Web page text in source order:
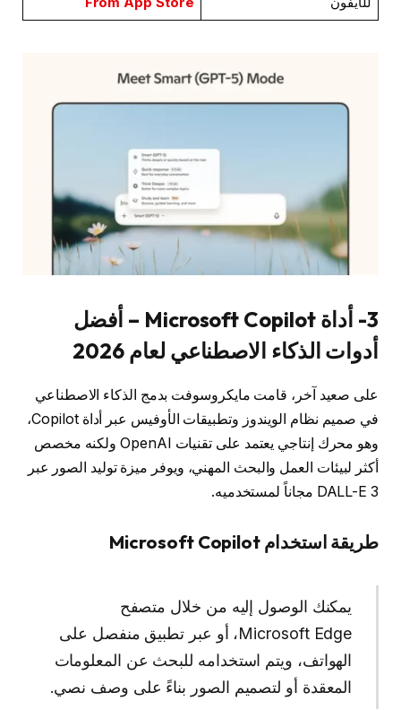
3- أداة Microsoft Copilot – أفضل
أدوات الذكاء الاصطناعي لعام 2026
على صعيد آخر، قامت مايكروسوفت بدمج الذكاء الاصطناعي
في صميم نظام الويندوز وتطبيقات الأوفيس عبر أداة Copilot،
وهو محرك إنتاجي يعتمد على تقنيات OpenAI ولكنه مخصص
أكثر لبيئات العمل والبحث المهني، ويوفر ميزة توليد الصور عبر
DALL-E 3 مجاناً لمستخدميه.
طريقة استخدام Microsoft Copilot
يمكنك الوصول إليه من خلال متصفح
Microsoft Edge، أو عبر تطبيق منفصل على
الهواتف، ويتم استخدامه للبحث عن المعلومات
المعقدة أو لتصميم الصور بناءً على وصف نصي.